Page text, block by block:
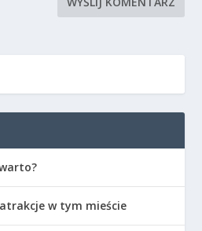
w tym mieście